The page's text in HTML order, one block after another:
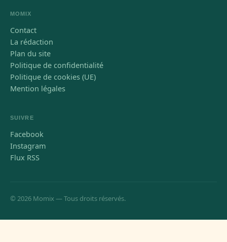
MOMIX
Contact
La rédaction
Plan du site
Politique de confidentialité
Politique de cookies (UE)
Mention légales
SUIVRE
Facebook
Instagram
Flux RSS
© 2026 Momix — Tous droits réservés.